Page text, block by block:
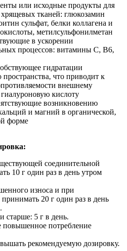
или исходные продукты для
тканей: глюкозамин
сульфат, белки коллагена и
метилсульфонилметан
в ускорении
процессов: витамины C, B6,
гидратации
что приводит к
внешнему
кислоту
возникновению
и магний в органической,
форме
соединительной
10 г один раз в день утром
износа и при
20 г один раз в день
старше: 5 г в день.
повышенное потребление
рекомендуемую дозировку.